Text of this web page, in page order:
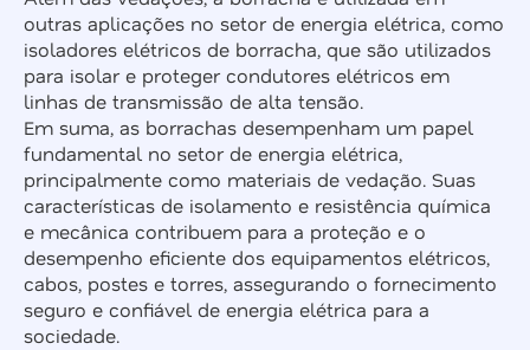
outras aplicações no setor de energia elétrica, como
isoladores elétricos de borracha, que são utilizados
para isolar e proteger condutores elétricos em
linhas de transmissão de alta tensão.
Em suma, as borrachas desempenham um papel
fundamental no setor de energia elétrica,
principalmente como materiais de vedação. Suas
características de isolamento e resistência química
e mecânica contribuem para a proteção e o
desempenho eficiente dos equipamentos elétricos,
cabos, postes e torres, assegurando o fornecimento
seguro e confiável de energia elétrica para a
sociedade.